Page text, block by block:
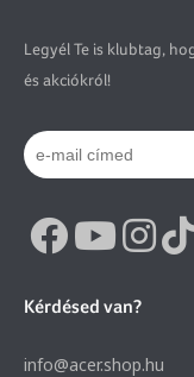
Legyél Te is klubtag,
és akciókról!
Kérdésed van?
info@acer.shop.hu